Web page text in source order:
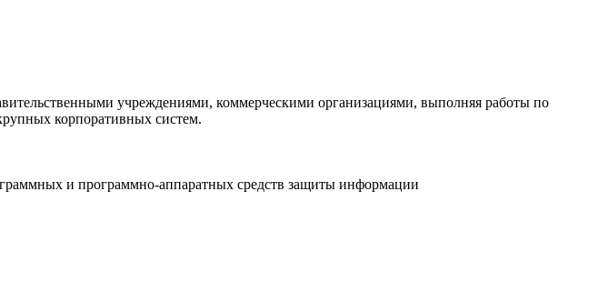
учреждениями, коммерческими организациями, выполняя работы по
корпоративных систем.
и программно-аппаратных средств защиты информации